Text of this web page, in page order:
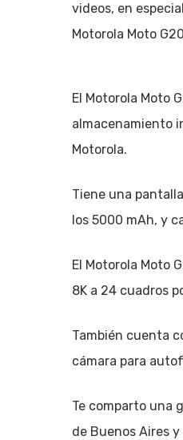
videos, en
Motorola Moto
El Motorola Moto
almacenamiento
Motorola.
Tiene una
los 5000 mAh, y
El Motorola Moto
8K a 24 cuadros
También cuenta
cámara para
Te comparto una
de Buenos Aires